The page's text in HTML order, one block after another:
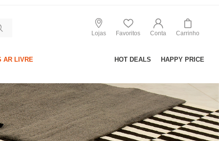
Lojas Favoritos Conta Carrinho
AR LIVRE HOT DEALS HAPPY PRICE